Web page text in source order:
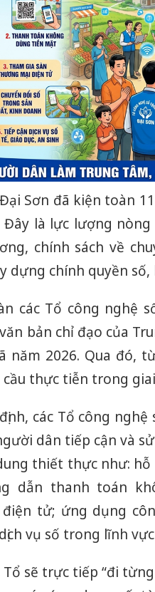
Sơn đã kiện toàn
Đây là lực lượng
chính sách về
dựng chính quyền
các Tổ công nghệ
bản chỉ đạo của
năm 2026. Qua đó,
cầu thực tiễn trong
các Tổ công
dân tiếp cận và
thiết thực như:
dẫn thanh toán
tử; ứng dụng
vụ số trong lĩnh
Tổ sẽ trực tiếp “đi